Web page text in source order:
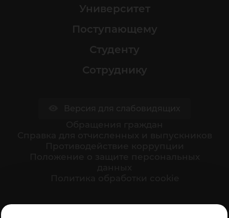
Университет
Поступающему
Студенту
Сотруднику